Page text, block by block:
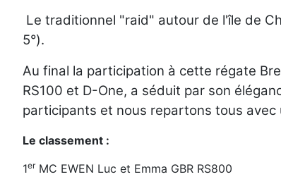
Le traditionnel "raid" autour de l'île de
5°).
Au final la participation à cette régate
RS100 et D-One, a séduit par son
participants et nous repartons tous
Le classement :
1erMC EWEN Luc et Emma GBR RS800